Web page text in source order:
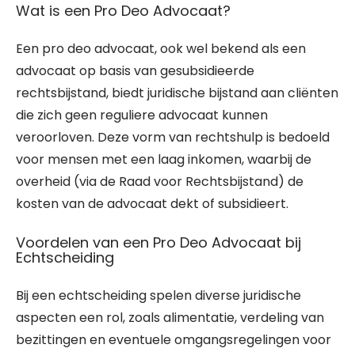
Wat is een Pro Deo Advocaat?
Een pro deo advocaat, ook wel bekend als een
advocaat op basis van gesubsidieerde
rechtsbijstand, biedt juridische bijstand aan cliënten
die zich geen reguliere advocaat kunnen
veroorloven. Deze vorm van rechtshulp is bedoeld
voor mensen met een laag inkomen, waarbij de
overheid (via de Raad voor Rechtsbijstand) de
kosten van de advocaat dekt of subsidieert.
Voordelen van een Pro Deo Advocaat bij
Echtscheiding
Bij een echtscheiding spelen diverse juridische
aspecten een rol, zoals alimentatie, verdeling van
bezittingen en eventuele omgangsregelingen voor